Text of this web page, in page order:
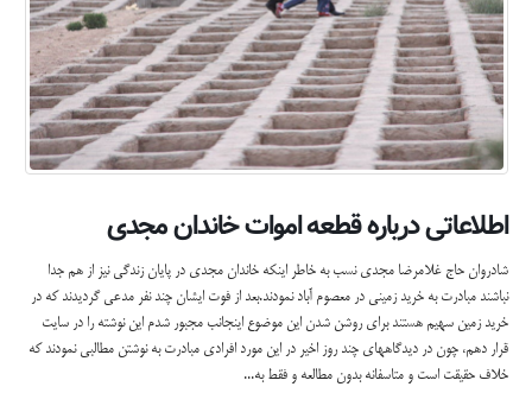
اطلاعاتی درباره قطعه اموات خاندان مجدی
شادروان حاج غلامرضا مجدی نسب به خاطر اینکه خاندان مجدی در پایان زندگی نیز از هم جدا
نباشند مبادرت به خرید زمینی در معصوم آباد نمودند.بعد از فوت ایشان چند نفر مدعی گردیدند که در
خرید زمین سهیم هستند برای روشن شدن این موضوع اینجانب مجبور شدم این نوشته را در سایت
قرار دهم، چون در دیدگاههای چند روز اخیر در این مورد افرادی مبادرت به نوشتن مطالبی نمودند که
خلاف حقیقت است و متاسفانه بدون مطالعه و فقط به...